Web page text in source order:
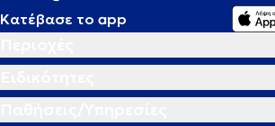
Κατέβασε το app